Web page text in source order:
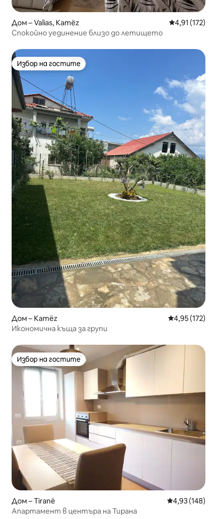
Дом – Valias, Kamëz Средна
4,91 (172)
Спокойно уединение близо до летището
Избор на гостите
Избор на гостите
Дом – Kamëz Средна
4,95 (172)
Икономична къща за групи
Избор на гостите
Избор на гостите
Дом – Tiranë Средна
4,93 (148)
Апартамент в центъра на Тирана